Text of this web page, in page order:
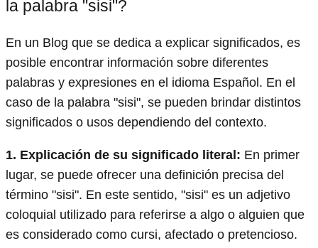
la palabra "sisi"?
En un Blog que se dedica a explicar significados, es
posible encontrar información sobre diferentes
palabras y expresiones en el idioma Español. En el
caso de la palabra "sisi", se pueden brindar distintos
significados o usos dependiendo del contexto.
1. Explicación de su significado literal: En primer
lugar, se puede ofrecer una definición precisa del
término "sisi". En este sentido, "sisi" es un adjetivo
coloquial utilizado para referirse a algo o alguien que
es considerado como cursi, afectado o pretencioso.